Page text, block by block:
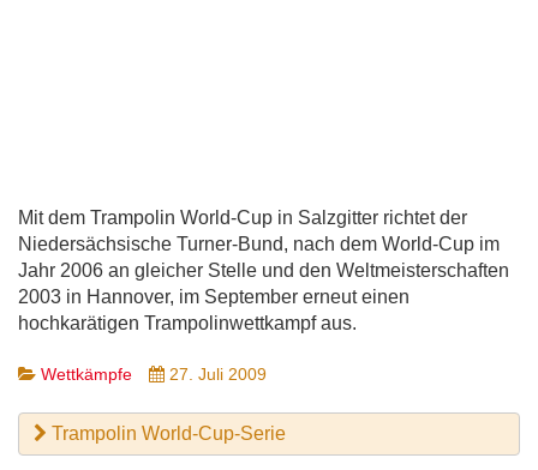
Mit dem Trampolin World-Cup in Salzgitter richtet der
Niedersächsische Turner-Bund, nach dem World-Cup im
Jahr 2006 an gleicher Stelle und den Weltmeisterschaften
2003 in Hannover, im September erneut einen
hochkarätigen Trampolinwettkampf aus.
Wettkämpfe 27. Juli 2009
Trampolin World-Cup-Serie